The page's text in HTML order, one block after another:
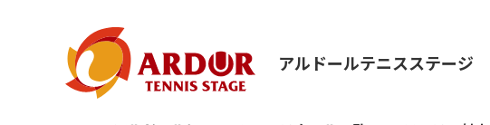
アルドールテニスステージ